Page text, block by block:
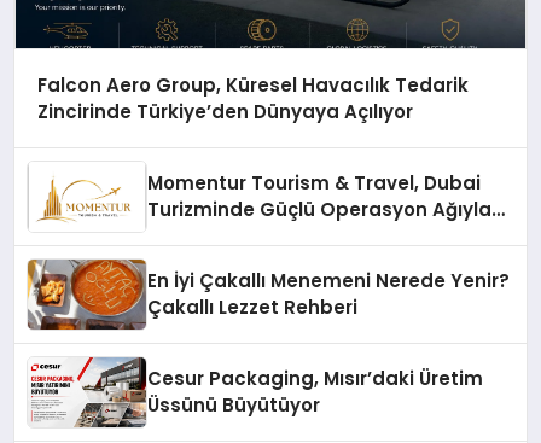
Falcon Aero Group, Küresel Havacılık Tedarik
Zincirinde Türkiye’den Dünyaya Açılıyor
Momentur Tourism & Travel, Dubai
Turizminde Güçlü Operasyon Ağıyla
En İyi Çakallı Menemeni Nerede Yenir?
Çakallı Lezzet Rehberi
Cesur Packaging, Mısır’daki Üretim
Üssünü Büyütüyor